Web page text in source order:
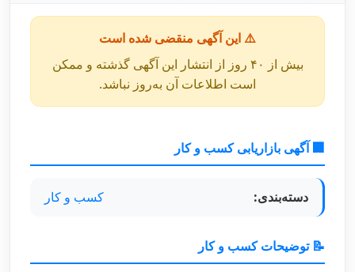
⚠️ این آگهی منقضی شده است
بیش از ۴۰ روز از انتشار این آگهی گذشته و ممکن
است اطلاعات آن به‌روز نباشد.
🏢 آگهی بازاریابی کسب و کار
دسته‌بندی: کسب و کار
📝 توضیحات کسب و کار